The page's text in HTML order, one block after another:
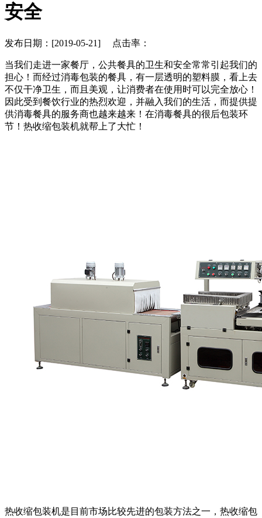
安全
发布日期：[2019-05-21] 点击率：
当我们走进一家餐厅，公共餐具的卫生和安全常常引起我们的
担心！而经过消毒包装的餐具，有一层透明的塑料膜，看上去
不仅干净卫生，而且美观，让消费者在使用时可以完全放心！
因此受到餐饮行业的热烈欢迎，并融入我们的生活，而提供提
供消毒餐具的服务商也越来越来！在消毒餐具的很后包装环
节！热收缩包装机就帮上了大忙！
热收缩包装机是目前市场比较先进的包装方法之一，热收缩包